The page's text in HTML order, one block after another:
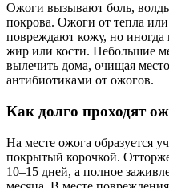
Ожоги вызывают боль,
покрова. Ожоги от тепла
повреждают кожу, но
жир или кости. Небольшие
вылечить дома, очищая
антибиотиками от ожогов.
Как долго проходят
На месте ожога образуется
покрытый корочкой.
10–15 дней, а полное